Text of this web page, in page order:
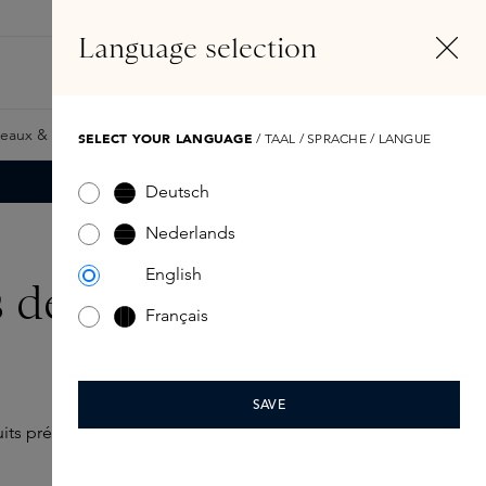
& Giftcards Samples Skins Exclusives Skins
préférés partout avec vous.
Language selection
SELECT YOUR LANGUAGE / TAAL / SPRACHE / LANGUE
Deutsch
Nederlands
English
Français
SAVE